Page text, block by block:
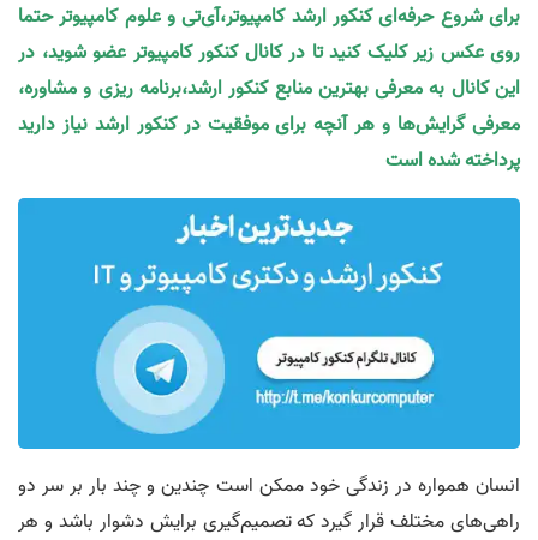
برای شروع حرفه‌ای کنکور ارشد کامپیوتر،آی‌تی و علوم کامپیوتر حتما
روی عکس زیر کلیک کنید تا در کانال کنکور کامپیوتر عضو شوید، در
این کانال به معرفی بهترین منابع کنکور ارشد،برنامه ریزی و مشاوره،
معرفی گرایش‌ها و هر آنچه برای موفقیت در کنکور ارشد نیاز دارید
پرداخته شده است
انسان همواره در زندگی خود ممکن است چندین و چند بار بر سر دو
راهی‌های مختلف قرار گیرد که تصمیم‌گیری برایش دشوار باشد و هر